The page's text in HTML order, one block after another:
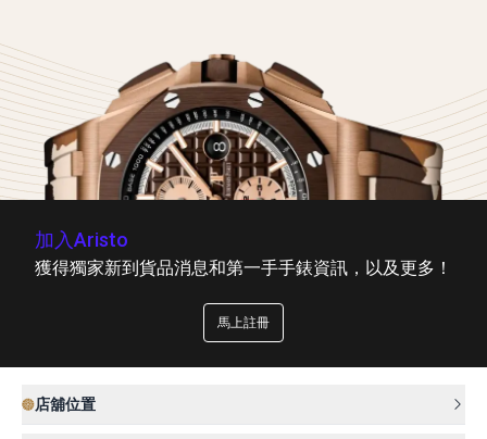
加入Aristo
獲得獨家新到貨品消息和第一手手錶資訊，以及更多！
馬上註冊
店舖位置